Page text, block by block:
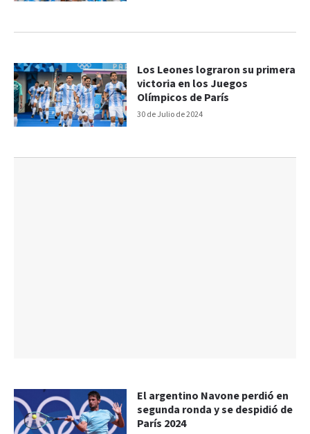
30 de Julio de 2024
Los Leones lograron su primera
victoria en los Juegos
Olímpicos de París
El argentino Navone perdió en
segunda ronda y se despidió de
París 2024